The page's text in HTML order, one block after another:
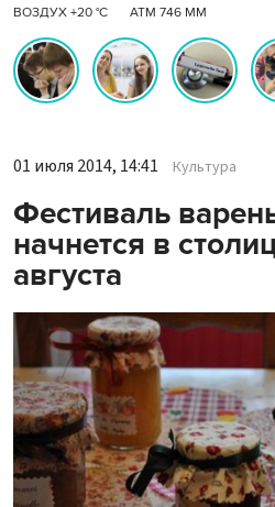
ВОЗДУХ +20 °C АТМ 746 ММ
01 июля 2014, 14:41 Культура
Фестиваль
начнется в
августа